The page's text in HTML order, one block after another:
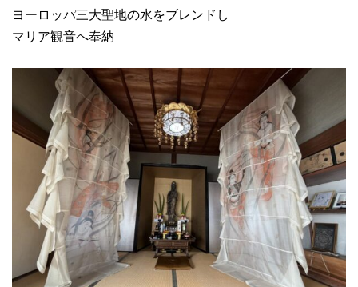
ヨーロッパ三大聖地の水をブレンドし
マリア観音へ奉納